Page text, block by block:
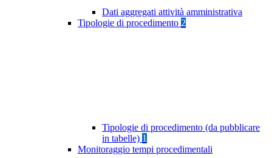
Dati aggregati attività amministrativa
Tipologie di procedimento 2
Tipologie di procedimento (da pubblicare
in tabelle) 1
Monitoraggio tempi procedimentali